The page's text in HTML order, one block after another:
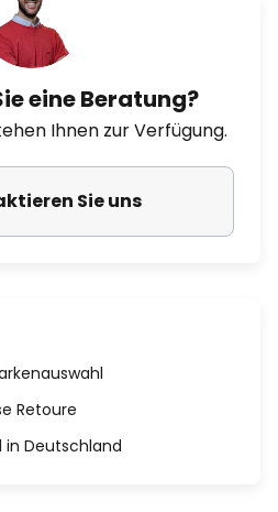
eine Beratung?
Ihnen zur Verfügung.
Sie uns
Retoure
in Deutschland